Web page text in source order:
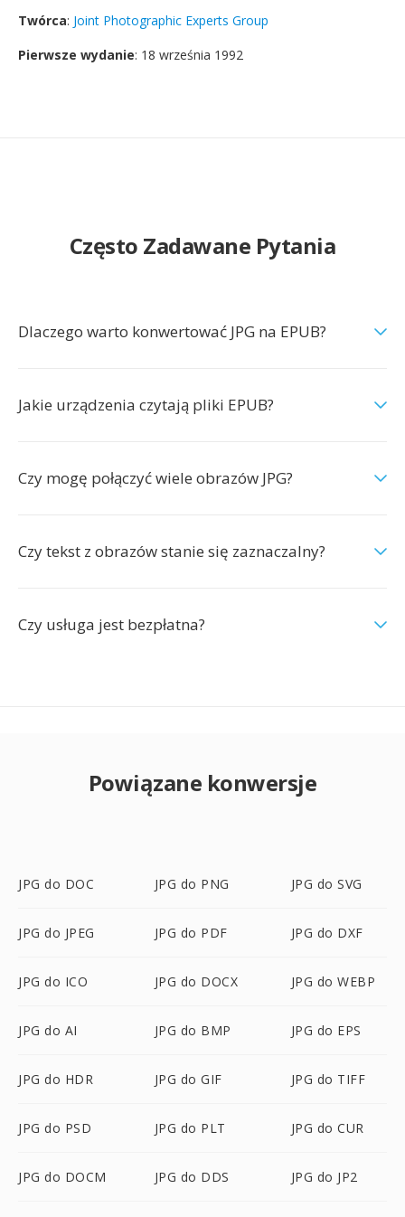
Twórca: Joint Photographic Experts Group
Pierwsze wydanie: 18 września 1992
Często Zadawane Pytania
Dlaczego warto konwertować JPG na EPUB?
Jakie urządzenia czytają pliki EPUB?
Czy mogę połączyć wiele obrazów JPG?
Czy tekst z obrazów stanie się zaznaczalny?
Czy usługa jest bezpłatna?
Powiązane konwersje
JPG do DOC JPG do PNG JPG do SVG
JPG do JPEG JPG do PDF JPG do DXF
JPG do ICO JPG do DOCX JPG do WEBP
JPG do AI JPG do BMP JPG do EPS
JPG do HDR JPG do GIF JPG do TIFF
JPG do PSD JPG do PLT JPG do CUR
JPG do DOCM JPG do DDS JPG do JP2